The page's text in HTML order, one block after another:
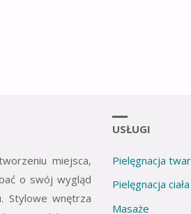
miejsca,
o swój wygląd
Stylowe wnętrza
USŁUGI
Pielęgnacja
Pielęgnacja ciała
Masaże